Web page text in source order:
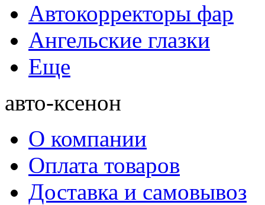
Автокорректоры фар
Ангельские глазки
Еще
авто-ксенон
О компании
Оплата товаров
Доставка и самовывоз